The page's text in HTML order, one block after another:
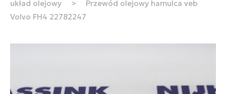
układ olejowy
>
Przewód olejowy hamulca veb
Volvo FH4 22782247